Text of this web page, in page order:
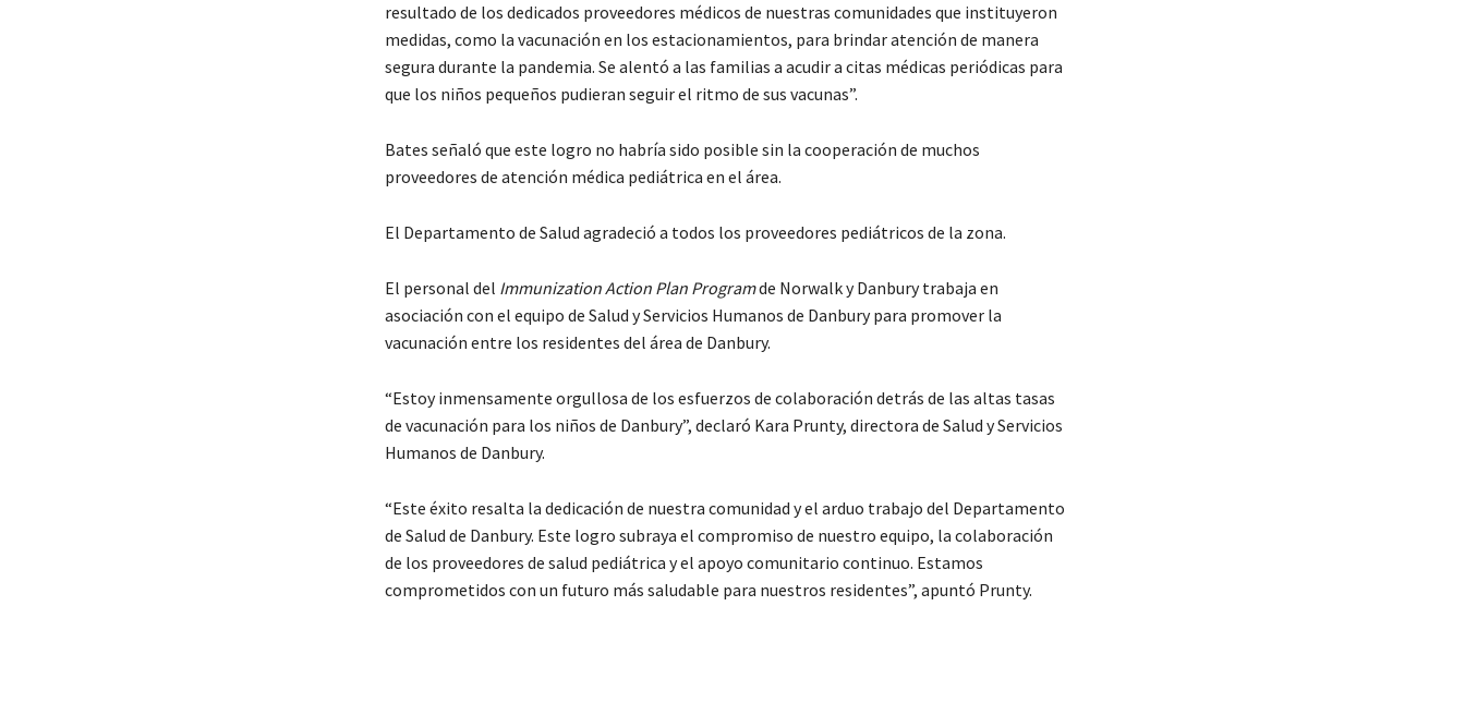
resultado de los dedicados proveedores médicos de nuestras comunidades que instituyeron
medidas, como la vacunación en los estacionamientos, para brindar atención de manera
segura durante la pandemia. Se alentó a las familias a acudir a citas médicas periódicas para
que los niños pequeños pudieran seguir el ritmo de sus vacunas”.
Bates señaló que este logro no habría sido posible sin la cooperación de muchos
proveedores de atención médica pediátrica en el área.
El Departamento de Salud agradeció a todos los proveedores pediátricos de la zona.
El personal del Immunization Action Plan Programde Norwalk y Danbury trabaja en
asociación con el equipo de Salud y Servicios Humanos de Danbury para promover la
vacunación entre los residentes del área de Danbury.
“Estoy inmensamente orgullosa de los esfuerzos de colaboración detrás de las altas tasas
de vacunación para los niños de Danbury”, declaró Kara Prunty, directora de Salud y Servicios
Humanos de Danbury.
“Este éxito resalta la dedicación de nuestra comunidad y el arduo trabajo del Departamento
de Salud de Danbury. Este logro subraya el compromiso de nuestro equipo, la colaboración
de los proveedores de salud pediátrica y el apoyo comunitario continuo. Estamos
comprometidos con un futuro más saludable para nuestros residentes”, apuntó Prunty.